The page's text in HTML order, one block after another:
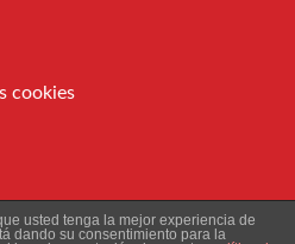
cookies
usted tenga la mejor experiencia de
dando su consentimiento para la